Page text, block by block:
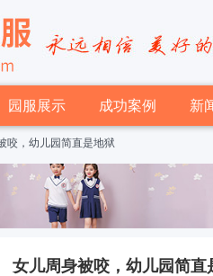
园服展示 成功案例 新
咬，幼儿园简直是地狱
女儿周身被咬，幼儿园简直